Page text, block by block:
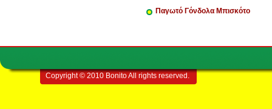
Παγωτό Γόνδολα Μπισκότο
Copyright © 2010 Bonito All rights reserved.